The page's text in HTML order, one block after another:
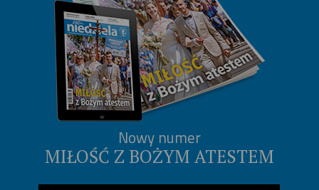
Nowy numer
MIŁOŚĆ Z BOŻYM ATESTEM